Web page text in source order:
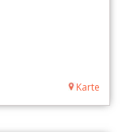
Karte